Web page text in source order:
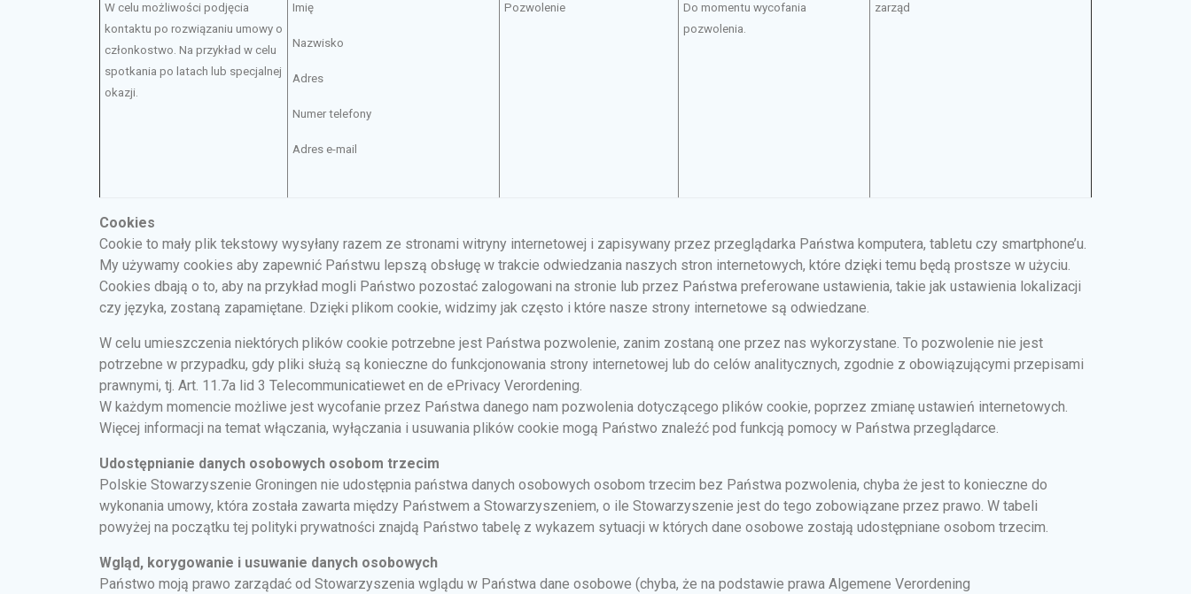
W celu możliwości podjęcia
kontaktu po rozwiązaniu umowy o
członkostwo. Na przykład w celu
spotkania po latach lub specjalnej
okazji.
Imię
Nazwisko
Adres
Numer telefony
Adres e-mail
Pozwolenie
Do momentu wycofania
pozwolenia.
zarząd
Cookies
Cookie to mały plik tekstowy wysyłany razem ze stronami witryny internetowej i zapisywany przez przeglądarka Państwa komputera, tabletu czy smartphone’u.
My używamy cookies aby zapewnić Państwu lepszą obsługę w trakcie odwiedzania naszych stron internetowych, które dzięki temu będą prostsze w użyciu.
Cookies dbają o to, aby na przykład mogli Państwo pozostać zalogowani na stronie lub przez Państwa preferowane ustawienia, takie jak ustawienia lokalizacji
czy języka, zostaną zapamiętane. Dzięki plikom cookie, widzimy jak często i które nasze strony internetowe są odwiedzane.
W celu umieszczenia niektórych plików cookie potrzebne jest Państwa pozwolenie, zanim zostaną one przez nas wykorzystane. To pozwolenie nie jest
potrzebne w przypadku, gdy pliki służą są konieczne do funkcjonowania strony internetowej lub do celów analitycznych, zgodnie z obowiązującymi przepisami
prawnymi, tj. Art. 11.7a lid 3 Telecommunicatiewet en de ePrivacy Verordening.
W każdym momencie możliwe jest wycofanie przez Państwa danego nam pozwolenia dotyczącego plików cookie, poprzez zmianę ustawień internetowych.
Więcej informacji na temat włączania, wyłączania i usuwania plików cookie mogą Państwo znaleźć pod funkcją pomocy w Państwa przeglądarce.
Udostępnianie danych osobowych osobom trzecim
Polskie Stowarzyszenie Groningen nie udostępnia państwa danych osobowych osobom trzecim bez Państwa pozwolenia, chyba że jest to konieczne do
wykonania umowy, która została zawarta między Państwem a Stowarzyszeniem, o ile Stowarzyszenie jest do tego zobowiązane przez prawo. W tabeli
powyżej na początku tej polityki prywatności znajdą Państwo tabelę z wykazem sytuacji w których dane osobowe zostają udostępniane osobom trzecim.
Wgląd, korygowanie i usuwanie danych osobowych
Państwo moją prawo zarządać od Stowarzyszenia wglądu w Państwa dane osobowe (chyba, że na podstawie prawa Algemene Verordening